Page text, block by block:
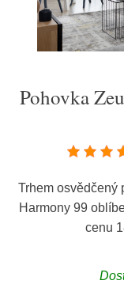
Pohovka
Trhem osvědčený
Harmony 99
cenu